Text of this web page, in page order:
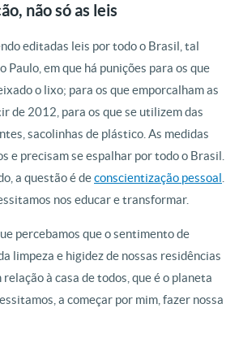
não só as leis
editadas leis por todo o Brasil, tal
Paulo, em que há punições para os que
o lixo; para os que emporcalham as
de 2012, para os que se utilizem das
sacolinhas de plástico. As medidas
e precisam se espalhar por todo o Brasil.
a questão é deconscientização pessoal .
nos educar e transformar.
percebamos que o sentimento de
limpeza e higidez de nossas residências
à casa de todos, que é o planeta
a começar por mim, fazer nossa